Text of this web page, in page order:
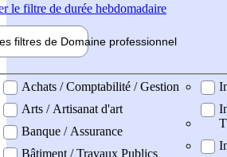
le filtre de durée hebdomadaire
filtres de Domaine professionnel
professionel
Achats / Comptabilité / Gestion
Arts / Artisanat d'art
Banque / Assurance
Bâtiment / Travaux Publics